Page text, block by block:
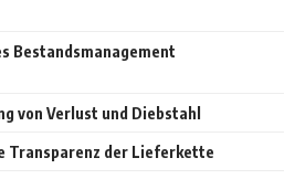
Bestandsmanagement
von Verlust und Diebstahl
Transparenz der Lieferkette